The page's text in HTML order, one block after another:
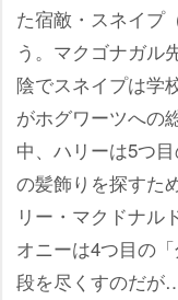
た宿敵・スネイプ
う。マクゴナガル
陰でスネイプは学
がホグワーツへの
中、ハリーは5つ
の髪飾りを探すた
リー・マクドナル
オニーは4つ目の
段を尽くすのだが